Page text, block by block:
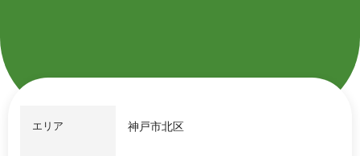
エリア 神戸市北区